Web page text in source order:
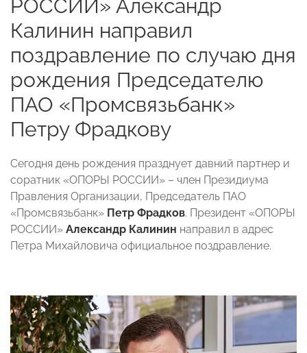
РОССИИ» Александр
Калинин направил
поздравление по случаю дня
рождения Председателю
ПАО «Промсвязьбанк»
Петру Фрадкову
Сегодня день рождения празднует давний партнер и
соратник «ОПОРЫ РОССИИ» – член Президиума
Правления Организации, Председатель ПАО
«Промсвязьбанк» Петр Фрадков. Президент «ОПОРЫ
РОССИИ» Александр Калинин направил в адрес
Петра Михайловича официальное поздравление.